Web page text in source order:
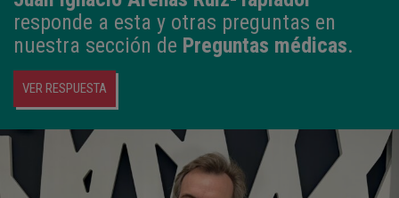
responde a esta y otras preguntas en
nuestra sección de Preguntas médicas.
VER RESPUESTA